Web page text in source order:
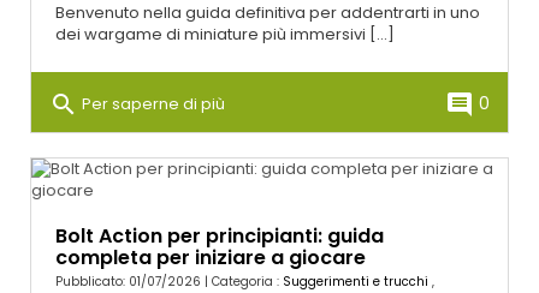
Benvenuto nella guida definitiva per addentrarti in uno
dei wargame di miniature più immersivi [...]
search Per saperne di più comment 0
Bolt Action per principianti: guida
completa per iniziare a giocare
Pubblicato: 01/07/2026 | Categoria : Suggerimenti e trucchi ,